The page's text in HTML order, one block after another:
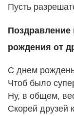
Пусть
рождения от
С днем
Чтоб было
Ну, в общем,
Скорей друзей